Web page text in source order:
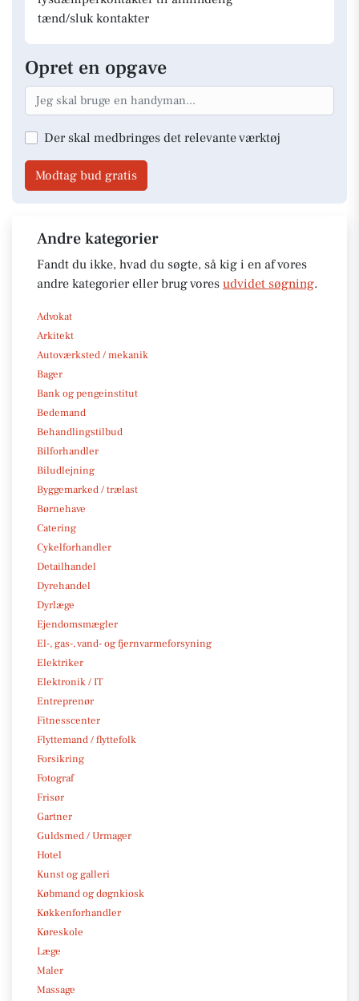
tænd/sluk kontakter
Opret en opgave
Der skal medbringes det relevante værktøj
Modtag bud gratis
Andre kategorier
Fandt du ikke, hvad du søgte, så kig i en af vores
andre kategorier eller brug vores udvidet søgning.
Advokat
Arkitekt
Autoværksted / mekanik
Bager
Bank og pengeinstitut
Bedemand
Behandlingstilbud
Bilforhandler
Biludlejning
Byggemarked / trælast
Børnehave
Catering
Cykelforhandler
Detailhandel
Dyrehandel
Dyrlæge
Ejendomsmægler
El-, gas-, vand- og fjernvarmeforsyning
Elektriker
Elektronik / IT
Entreprenør
Fitnesscenter
Flyttemand / flyttefolk
Forsikring
Fotograf
Frisør
Gartner
Guldsmed / Urmager
Hotel
Kunst og galleri
Købmand og døgnkiosk
Køkkenforhandler
Køreskole
Læge
Maler
Massage